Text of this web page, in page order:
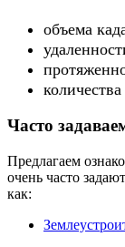
объема
Часто
Предлагаем
очень часто
как: